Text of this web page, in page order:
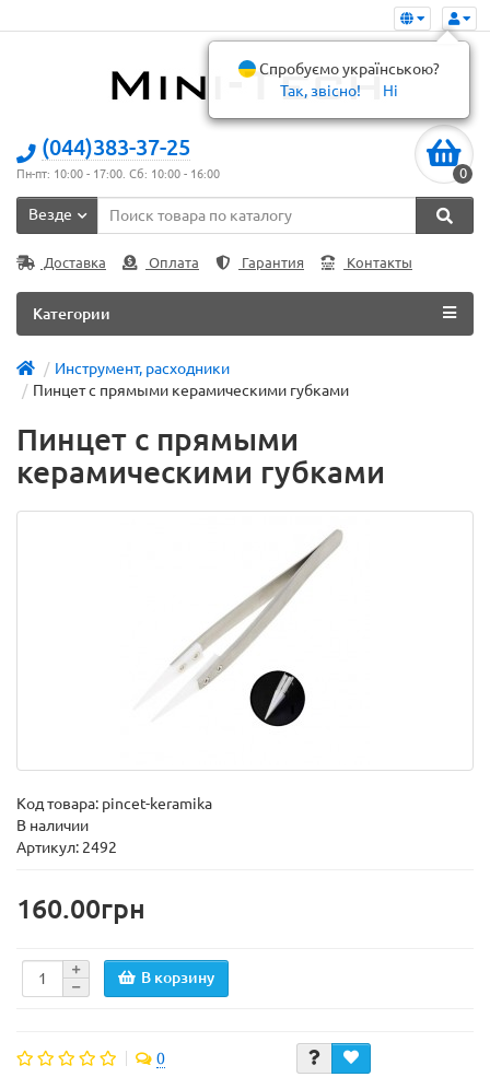
(044)383-37-25
Пн-пт: 10:00 - 17:00. Сб: 10:00 - 16:00 0
Везде
Доставка Оплата Гарантия Контакты
Категории
Инструмент, расходники
Пинцет с прямыми керамическими губками
Пинцет с прямыми
керамическими губками
Код товара: pincet-keramika
В наличии
Артикул: 2492
160.00грн
В корзину
0
Спробуємо українською?
Так, звісно!
Ні